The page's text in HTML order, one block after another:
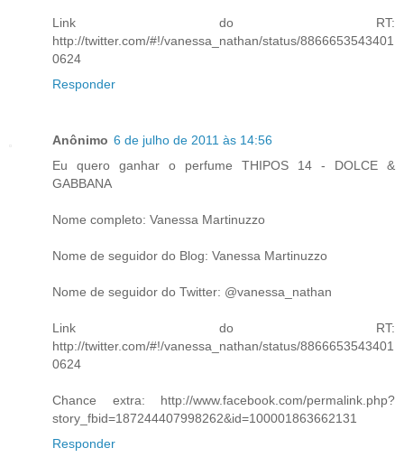
Link do RT:
http://twitter.com/#!/vanessa_nathan/status/8866653543401
0624
Responder
Anônimo 6 de julho de 2011 às 14:56
Eu quero ganhar o perfume THIPOS 14 - DOLCE &
GABBANA
Nome completo: Vanessa Martinuzzo
Nome de seguidor do Blog: Vanessa Martinuzzo
Nome de seguidor do Twitter: @vanessa_nathan
Link do RT:
http://twitter.com/#!/vanessa_nathan/status/8866653543401
0624
Chance extra: http://www.facebook.com/permalink.php?
story_fbid=187244407998262&id=100001863662131
Responder